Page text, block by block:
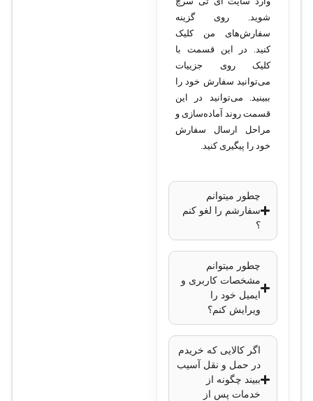
480 × 272
پیکسل
حساب‌های SIP:
حساب SIP
کدک‌های صوتی:
پشتیبانی از
کدک‌های
(A/U)،
G.722،
G.729،
OPUS
کیفیت صدا:
Wideband
Audio
فناوری حذف
شوید. روی گزینه
سفارش‌های من کلیک
کنید. در این قسمت با
کلیک روی جزییات
می‌توانید سفارش خود را
ببینید. می‌توانید در این
قسمت روند آماده‌سازی و
مراحل ارسال سفارش
خود را پیگیری کنید.
چطور میتوانم
سفارشم را لغو کنم
؟
چطور میتوانم
مشخصات کاربری و
ایمیل خود را
ویرایش کنم؟
اگر کالایی که خریدم
در حمل و نقل آسیب
ببیند چگونه از
خدمات پس از